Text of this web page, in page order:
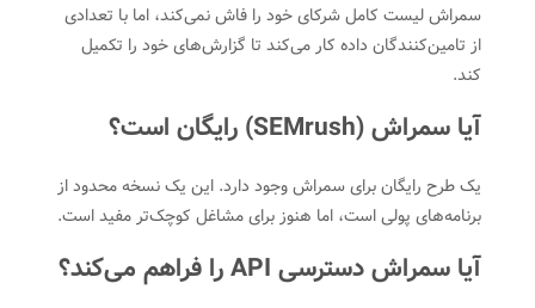
سمراش لیست کامل شرکای خود را فاش نمی‌کند، اما با تعدادی
از تامین‌کنندگان داده کار می‌کند تا گزارش‌های خود را تکمیل
کند.
آیا سمراش (SEMrush) رایگان است؟
یک طرح رایگان برای سمراش وجود دارد. این یک نسخه محدود از
برنامه‌های پولی است، اما هنوز برای مشاغل کوچک‌تر مفید است.
آیا سمراش دسترسی API را فراهم می‌کند؟